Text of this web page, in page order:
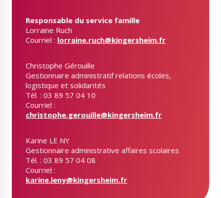
Responsable du service famille
Lorraine Ruch
Courriel : lorraine.ruch@kingersheim.fr
Christophe Gérouille
Gestionnaire administratif relations écoles,
logistique et solidarités
Tél. : 03 89 57 04 10
Courriel :
christophe.gerouille@kingersheim.fr
Karine LE NY
Gestionnaire administrative affaires scolaires
Tél. : 03 89 57 04 08
Courriel :
karine.leny@kingersheim.fr